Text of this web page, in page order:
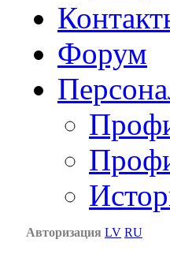
Форум
Авторизация LV RU